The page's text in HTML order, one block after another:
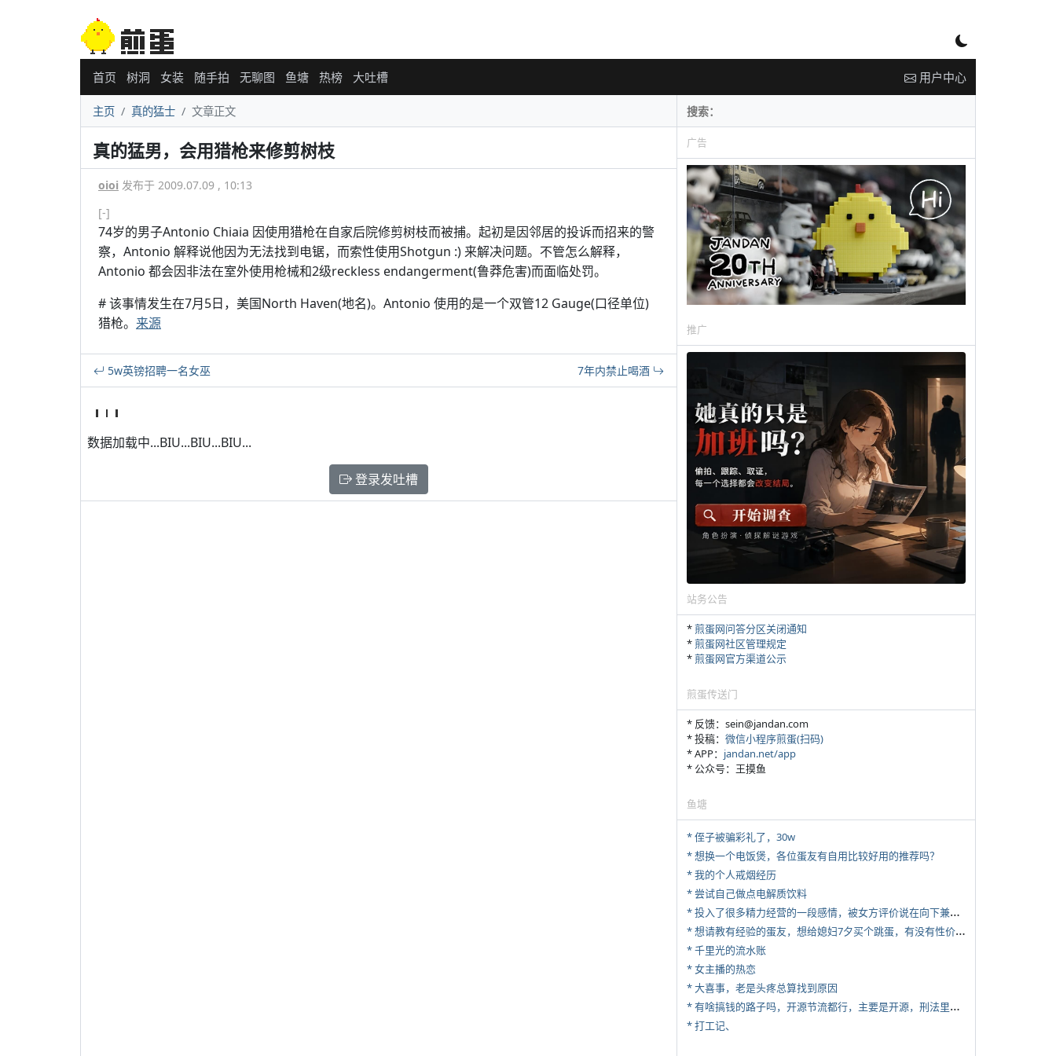
首页 树洞 女装 随手拍 无聊图 鱼塘 热榜 大吐槽 用户中心
主页 真的猛士 文章正文
真的猛男，会用猎枪来修剪树枝
oioi 发布于 2009.07.09 , 10:13
[-]
74岁的男子Antonio Chiaia 因使用猎枪在自家后院修剪树枝而被捕。起初是因邻居的投诉而招来的警
察，Antonio 解释说他因为无法找到电锯，而索性使用Shotgun :) 来解决问题。不管怎么解释，
Antonio 都会因非法在室外使用枪械和2级reckless endangerment(鲁莽危害)而面临处罚。
# 该事情发生在7月5日，美国North Haven(地名)。Antonio 使用的是一个双管12 Gauge(口径单位)
猎枪。 来源
5w英镑招聘一名女巫 7年内禁止喝酒
数据加载中...BIU...BIU...BIU...
登录发吐槽
广告
推广
站务公告
*煎蛋网问答分区关闭通知
*煎蛋网社区管理规定
*煎蛋网官方渠道公示
煎蛋传送门
* 反馈：sein@jandan.com
* 投稿： 微信小程序煎蛋(扫码)
* APP： jandan.net/app
* 公众号：王摸鱼
鱼塘
* 侄子被骗彩礼了，30w
* 想换一个电饭煲，各位蛋友有自用比较好用的推荐吗？
* 我的个人戒烟经历
* 尝试自己做点电解质饮料
*
投入了很多精力经营的一段感情，被女方评价说在向下兼容我，感觉有点破防
*
想请教有经验的蛋友，想给媳妇7夕买个跳蛋，有没有性价比高的推荐
* 千里光的流水账
* 女主播的热恋
* 大喜事，老是头疼总算找到原因
*
有啥搞钱的路子吗，开源节流都行，主要是开源，刑法里的咱不做
* 打工记、